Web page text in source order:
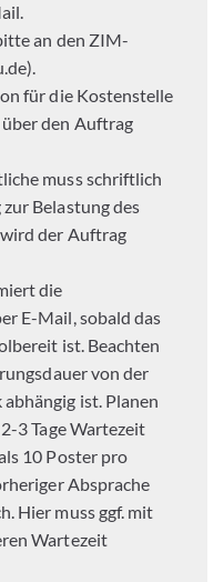
an den ZIM-
für die Kostenstelle
den Auftrag
muss schriftlich
Belastung des
der Auftrag
die
E-Mail, sobald das
ist. Beachten
von der
ist. Planen
3 Tage Wartezeit
10 Poster pro
Absprache
Hier muss ggf. mit
Wartezeit